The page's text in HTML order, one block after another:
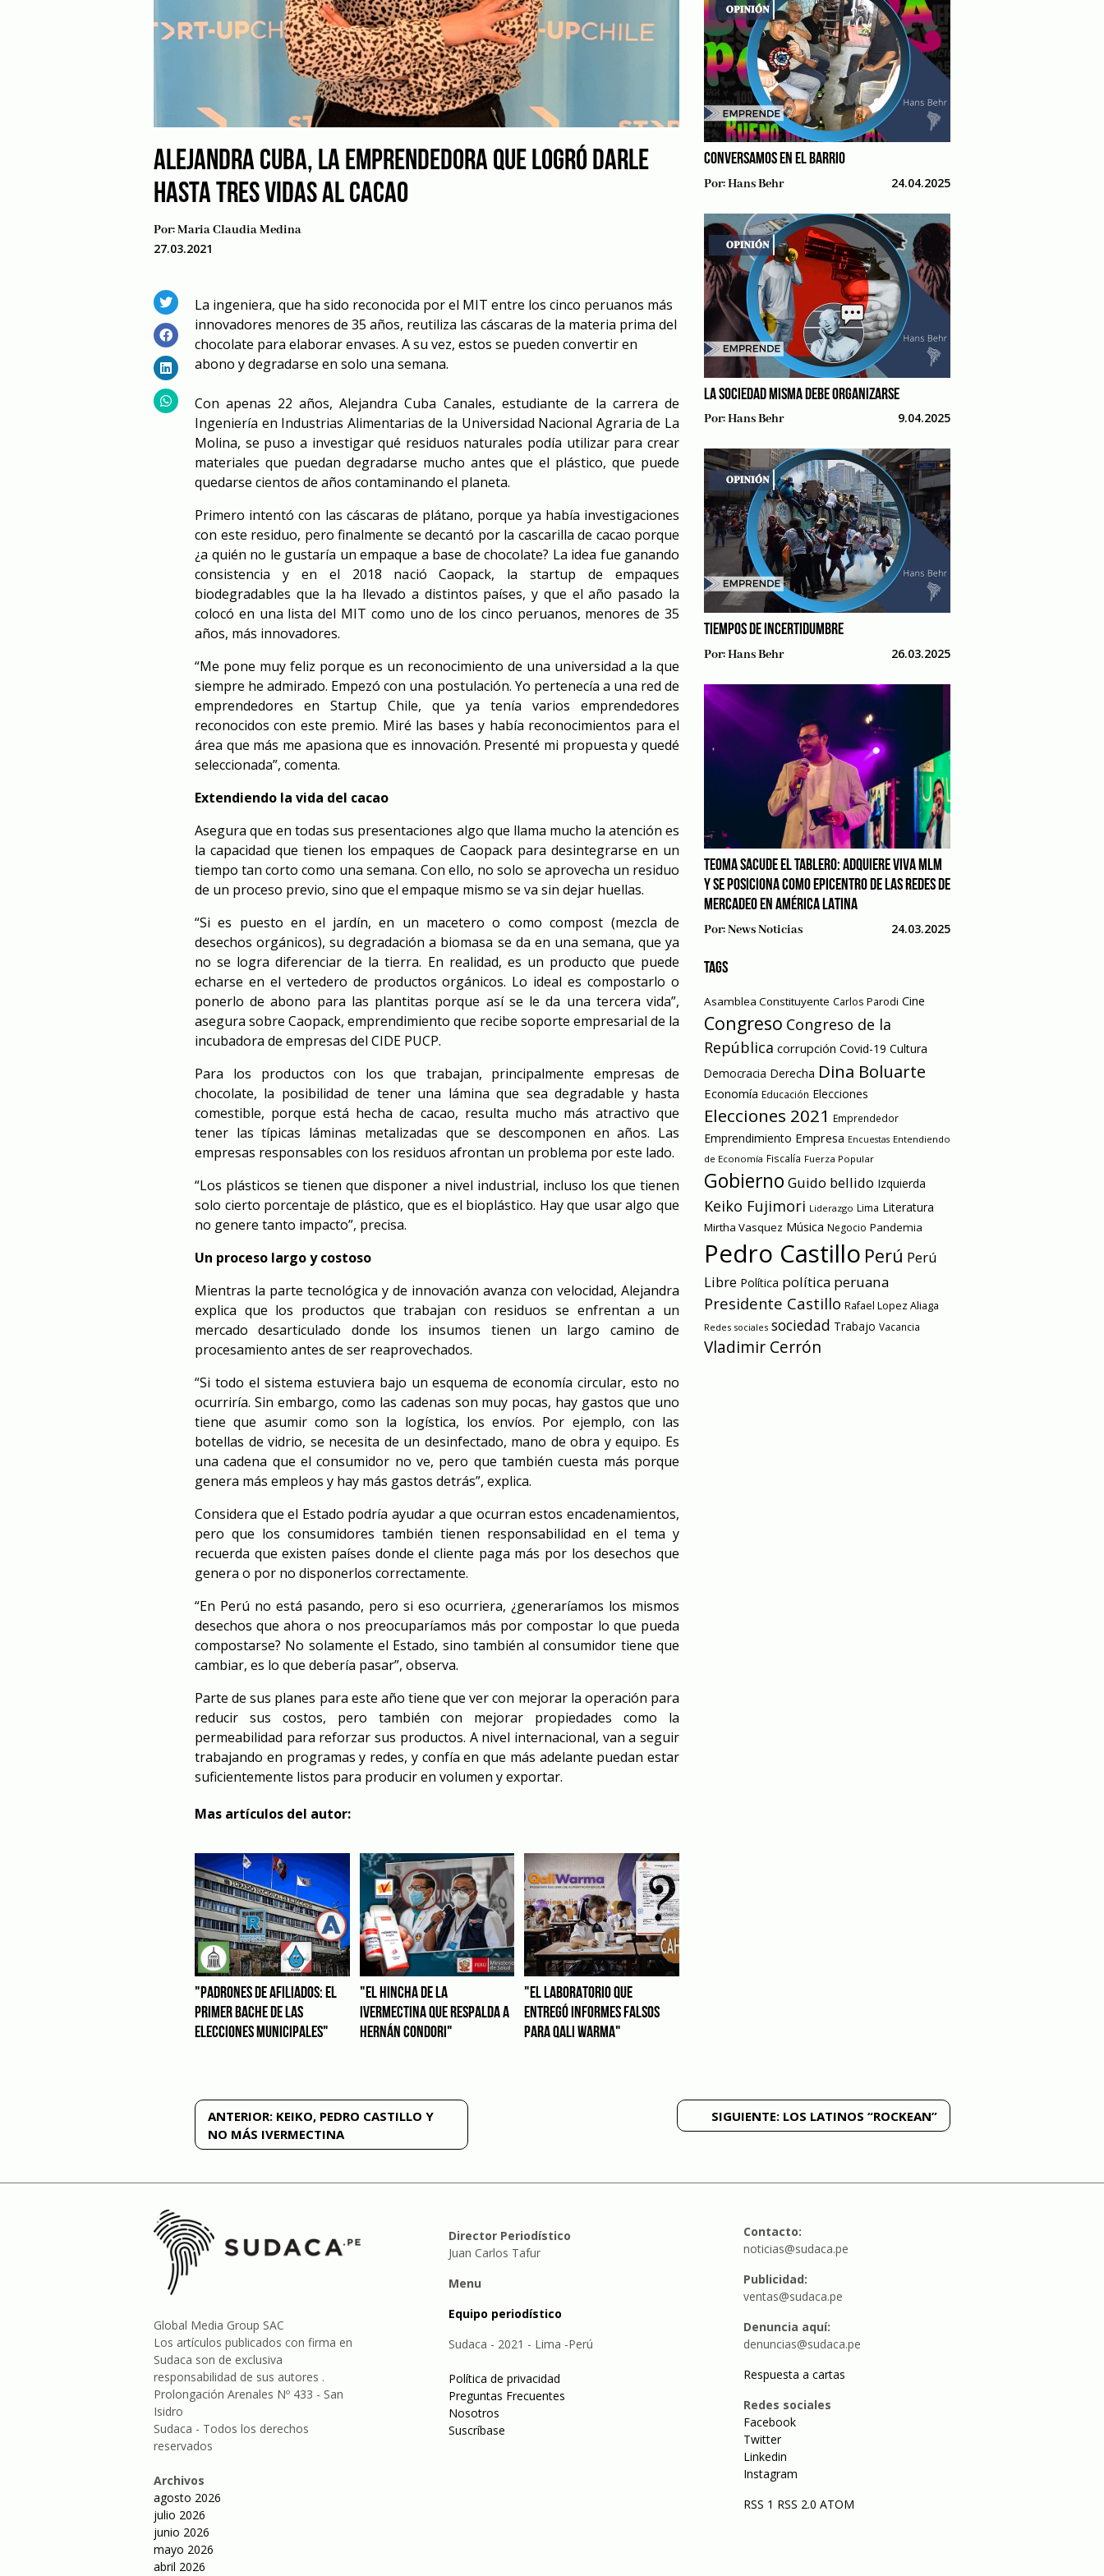
ALEJANDRA CUBA, LA EMPRENDEDORA QUE LOGRÓ DARLE
HASTA TRES VIDAS AL CACAO
Por:Maria Claudia Medina
27.03.2021
La ingeniera, que ha sido reconocida por el MIT entre los cinco peruanos más
innovadores menores de 35 años, reutiliza las cáscaras de la materia prima del
chocolate para elaborar envases. A su vez, estos se pueden convertir en
abono y degradarse en solo una semana.
Con apenas 22 años, Alejandra Cuba Canales, estudiante de la carrera de
Ingeniería en Industrias Alimentarias de la Universidad Nacional Agraria de La
Molina, se puso a investigar qué residuos naturales podía utilizar para crear
materiales que puedan degradarse mucho antes que el plástico, que puede
quedarse cientos de años contaminando el planeta.
Primero intentó con las cáscaras de plátano, porque ya había investigaciones
con este residuo, pero finalmente se decantó por la cascarilla de cacao porque
¿a quién no le gustaría un empaque a base de chocolate? La idea fue ganando
consistencia y en el 2018 nació Caopack, la startup de empaques
biodegradables que la ha llevado a distintos países, y que el año pasado la
colocó en una lista del MIT como uno de los cinco peruanos, menores de 35
años, más innovadores.
“Me pone muy feliz porque es un reconocimiento de una universidad a la que
siempre he admirado. Empezó con una postulación. Yo pertenecía a una red de
emprendedores en Startup Chile, que ya tenía varios emprendedores
reconocidos con este premio. Miré las bases y había reconocimientos para el
área que más me apasiona que es innovación. Presenté mi propuesta y quedé
seleccionada”, comenta.
Extendiendo la vida del cacao
Asegura que en todas sus presentaciones algo que llama mucho la atención es
la capacidad que tienen los empaques de Caopack para desintegrarse en un
tiempo tan corto como una semana. Con ello, no solo se aprovecha un residuo
de un proceso previo, sino que el empaque mismo se va sin dejar huellas.
“Si es puesto en el jardín, en un macetero o como compost (mezcla de
desechos orgánicos), su degradación a biomasa se da en una semana, que ya
no se logra diferenciar de la tierra. En realidad, es un producto que puede
echarse en el vertedero de productos orgánicos. Lo ideal es compostarlo o
ponerlo de abono para las plantitas porque así se le da una tercera vida”,
asegura sobre Caopack, emprendimiento que recibe soporte empresarial de la
incubadora de empresas del CIDE PUCP.
Para los productos con los que trabajan, principalmente empresas de
chocolate, la posibilidad de tener una lámina que sea degradable y hasta
comestible, porque está hecha de cacao, resulta mucho más atractivo que
tener las típicas láminas metalizadas que se descomponen en años. Las
empresas responsables con los residuos afrontan un problema por este lado.
“Los plásticos se tienen que disponer a nivel industrial, incluso los que tienen
solo cierto porcentaje de plástico, que es el bioplástico. Hay que usar algo que
no genere tanto impacto”, precisa.
Un proceso largo y costoso
Mientras la parte tecnológica y de innovación avanza con velocidad, Alejandra
explica que los productos que trabajan con residuos se enfrentan a un
mercado desarticulado donde los insumos tienen un largo camino de
procesamiento antes de ser reaprovechados.
“Si todo el sistema estuviera bajo un esquema de economía circular, esto no
ocurriría. Sin embargo, como las cadenas son muy pocas, hay gastos que uno
tiene que asumir como son la logística, los envíos. Por ejemplo, con las
botellas de vidrio, se necesita de un desinfectado, mano de obra y equipo. Es
una cadena que el consumidor no ve, pero que también cuesta más porque
genera más empleos y hay más gastos detrás”, explica.
Considera que el Estado podría ayudar a que ocurran estos encadenamientos,
pero que los consumidores también tienen responsabilidad en el tema y
recuerda que existen países donde el cliente paga más por los desechos que
genera o por no disponerlos correctamente.
“En Perú no está pasando, pero si eso ocurriera, ¿generaríamos los mismos
desechos que ahora o nos preocuparíamos más por compostar lo que pueda
compostarse? No solamente el Estado, sino también al consumidor tiene que
cambiar, es lo que debería pasar”, observa.
Parte de sus planes para este año tiene que ver con mejorar la operación para
reducir sus costos, pero también con mejorar propiedades como la
permeabilidad para reforzar sus productos. A nivel internacional, van a seguir
trabajando en programas y redes, y confía en que más adelante puedan estar
suficientemente listos para producir en volumen y exportar.
Mas artículos del autor:
"PADRONES DE AFILIADOS: EL
PRIMER BACHE DE LAS
ELECCIONES MUNICIPALES"
"EL HINCHA DE LA
IVERMECTINA QUE RESPALDA A
HERNÁN CONDORI"
"EL LABORATORIO QUE
ENTREGÓ INFORMES FALSOS
PARA QALI WARMA"
CONVERSAMOS EN EL BARRIO
Por:Hans Behr 24.04.2025
LA SOCIEDAD MISMA DEBE ORGANIZARSE
Por:Hans Behr 9.04.2025
TIEMPOS DE INCERTIDUMBRE
Por:Hans Behr 26.03.2025
TEOMA SACUDE EL TABLERO: ADQUIERE VIVA MLM
Y SE POSICIONA COMO EPICENTRO DE LAS REDES DE
MERCADEO EN AMÉRICA LATINA
Por:News Noticias 24.03.2025
TAGS
Asamblea Constituyente Carlos Parodi Cine
Congreso Congreso de la
República corrupción Covid-19 Cultura
Democracia Derecha Dina Boluarte
Economía Educación Elecciones
Elecciones 2021 Emprendedor
Emprendimiento Empresa Encuestas Entendiendo
de Economía Fiscalía Fuerza Popular
Gobierno Guido bellido Izquierda
Keiko Fujimori Liderazgo Lima Literatura
Mirtha Vasquez Música Negocio Pandemia
Pedro Castillo Perú Perú
Libre Política política peruana
Presidente Castillo Rafael Lopez Aliaga
Redes sociales sociedad Trabajo Vacancia
Vladimir Cerrón
Navegación
de
ANTERIOR: KEIKO, PEDRO CASTILLO Y
NO MÁS IVERMECTINA
SIGUIENTE: LOS LATINOS “ROCKEAN”
Global Media Group SAC
Los artículos publicados con firma en
Sudaca son de exclusiva
responsabilidad de sus autores .
Prolongación Arenales Nº 433 - San
Isidro
Sudaca - Todos los derechos
reservados
Archivos
agosto 2026
julio 2026
junio 2026
mayo 2026
abril 2026
Director Periodístico
Juan Carlos Tafur
Menu
Equipo periodístico
Sudaca - 2021 - Lima -Perú
Política de privacidad
Preguntas Frecuentes
Nosotros
Suscríbase
Contacto:
noticias@sudaca.pe
Publicidad:
ventas@sudaca.pe
Denuncia aquí:
denuncias@sudaca.pe
Respuesta a cartas
Redes sociales
Facebook
Twitter
Linkedin
Instagram
RSS 1 RSS 2.0 ATOM